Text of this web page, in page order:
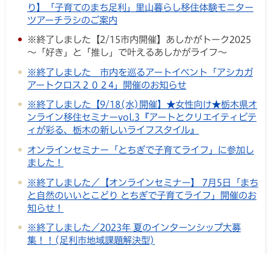
り】「子育てのまち足利」里山暮らし移住体験モニター
ツアーチラシのご案内
※終了しました【2/15市内開催】あしかがトーク2025
～「好き」と「推し」で叶えるあしかがライフ～
※終了しました 市内を巡るアートイベント「アシカガ
アートクロス２０２4」開催のお知らせ
※終了しました【9/18(水)開催】★女性向け★栃木県オ
ンライン移住セミナーvol.3『アートとクリエイティビテ
ィが彩る、栃木の新しいライフスタイル』
オンラインセミナー「とちぎで子育てライフ」に参加し
ました！
※終了しました／【オンラインセミナー】 7月5日「まち
と自然のいいとこどり とちぎで子育てライフ」開催のお
知らせ！
※終了しました／2023年 夏のインターンシップ大募
集！！(足利市地域課題解決型)